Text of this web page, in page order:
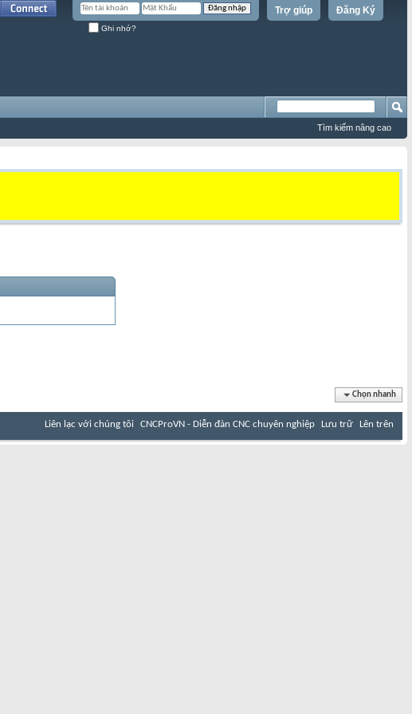
Đăng Ký
Trợ giúp
Ghi nhớ?
Tìm kiếm nâng cao
Chọn nhanh
Liên lạc với chúng tôi CNCProVN - Diễn đàn CNC chuyên nghiệp Lưu trữ Lên trên